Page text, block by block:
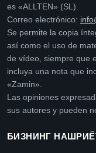
es «ALLTEN» (SL).
Correo electrónico:
Se permite la copia
así como el uso de
de vídeo, siempre que
incluya una nota que
«Zamin».
Las opiniones
sus autores y pueden
БИЗНИНГ